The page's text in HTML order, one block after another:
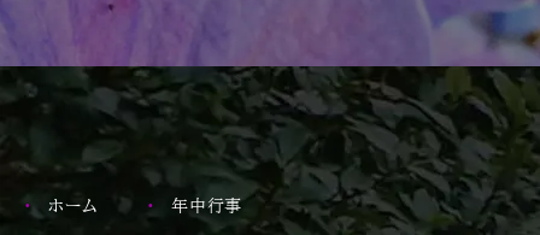
ホーム 年中行事